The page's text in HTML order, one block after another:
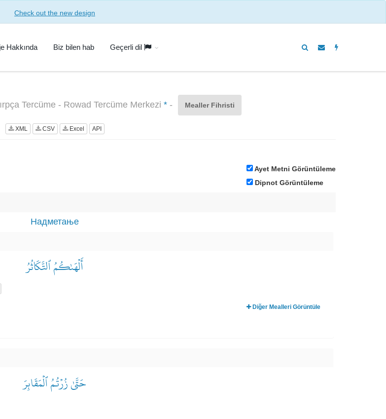
Check out the new design
Hakkında Biz bilen hab Geçerli dil
Tercüme - Rowad Tercüme Merkezi* - Mealler Fihristi
XML CSV Excel API
Ayet Metni Görüntüleme
Dipnot Görüntüleme
Надметање
أَلۡهَىٰكُمُ ٱلتَّكَاثُرُ
Diğer Mealleri Görüntüle
حَتَّىٰ زُرۡتُمُ ٱلۡمَقَابِرَ